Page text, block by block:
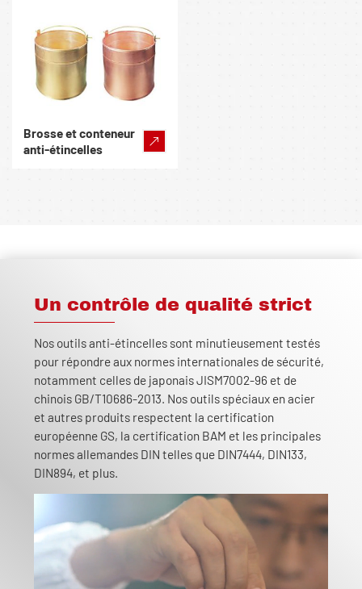
Brosse et conteneur
anti-étincelles
Un contrôle de qualité strict
Nos outils anti-étincelles sont minutieusement testés
pour répondre aux normes internationales de sécurité,
notamment celles de japonais JISM7002-96 et de
chinois GB/T10686-2013. Nos outils spéciaux en acier
et autres produits respectent la certification
européenne GS, la certification BAM et les principales
normes allemandes DIN telles que DIN7444, DIN133,
DIN894, et plus.